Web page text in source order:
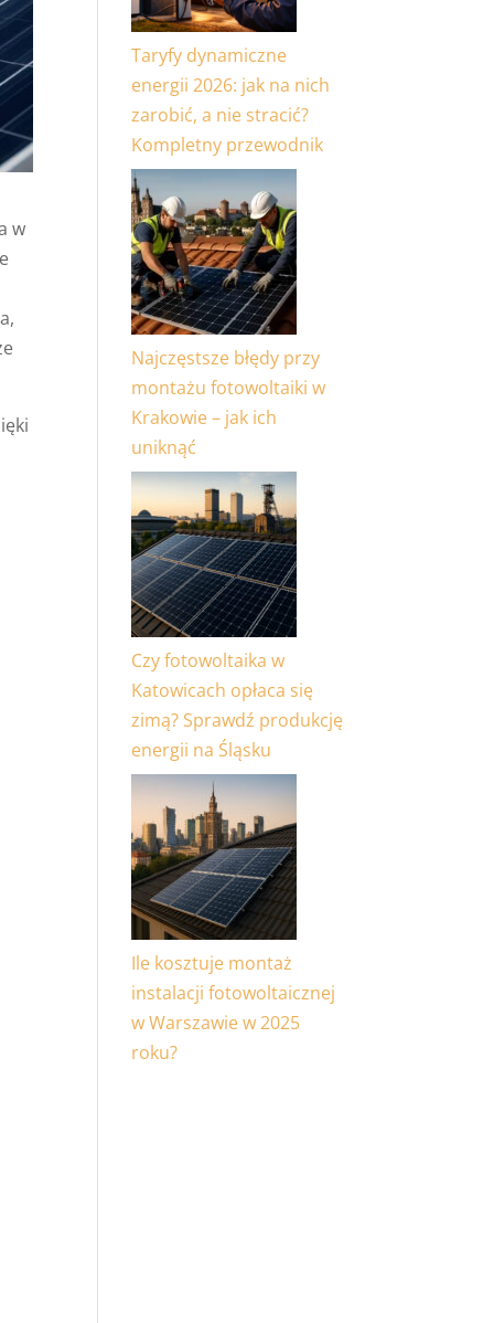
w
Taryfy dynamiczne
energii 2026: jak na nich
zarobić, a nie stracić?
Kompletny przewodnik
Najczęstsze błędy przy
montażu fotowoltaiki w
Krakowie – jak ich
uniknąć
Czy fotowoltaika w
Katowicach opłaca się
zimą? Sprawdź produkcję
energii na Śląsku
Ile kosztuje montaż
instalacji fotowoltaicznej
w Warszawie w 2025
roku?